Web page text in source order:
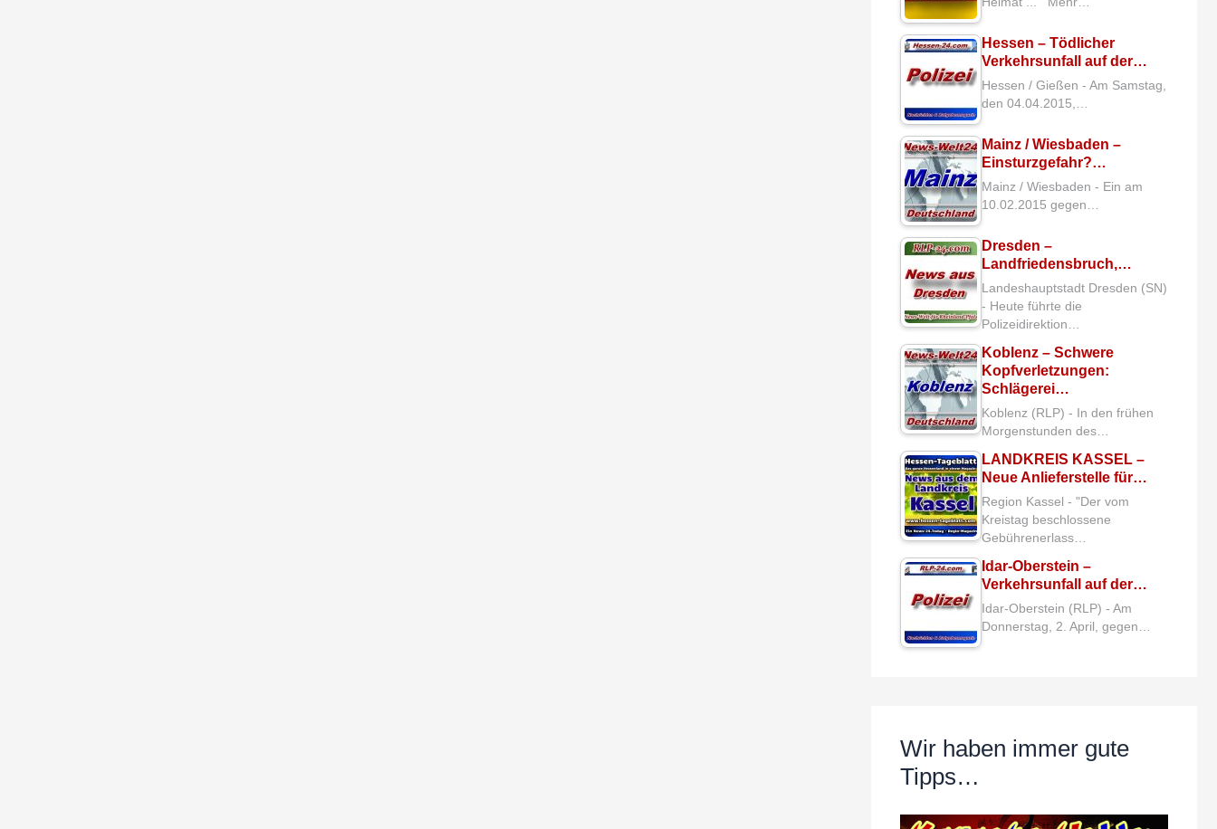
Hessen – Tödlicher
Verkehrsunfall auf der…
Hessen / Gießen - Am Samstag,
den 04.04.2015,…
Mainz / Wiesbaden –
Einsturzgefahr?…
Mainz / Wiesbaden - Ein am
10.02.2015 gegen…
Dresden –
Landfriedensbruch,…
Landeshauptstadt Dresden (SN)
- Heute führte die
Polizeidirektion…
Koblenz – Schwere
Kopfverletzungen:
Schlägerei…
Koblenz (RLP) - In den frühen
Morgenstunden des…
LANDKREIS KASSEL –
Neue Anlieferstelle für…
Region Kassel - "Der vom
Kreistag beschlossene
Gebührenerlass…
Idar-Oberstein –
Verkehrsunfall auf der…
Idar-Oberstein (RLP) - Am
Donnerstag, 2. April, gegen…
Wir haben immer gute
Tipps…